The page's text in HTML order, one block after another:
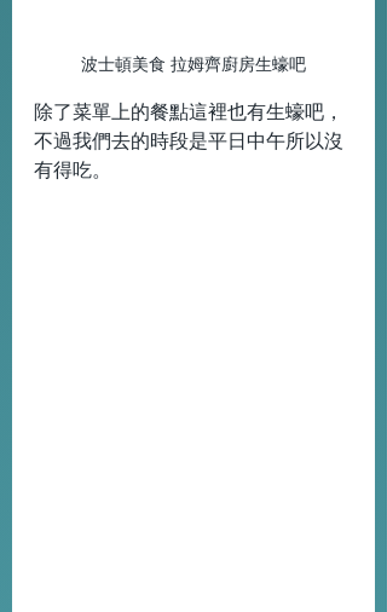
波士頓美食 拉姆齊廚房生蠔吧
除了菜單上的餐點這裡也有生蠔吧，
不過我們去的時段是平日中午所以沒
有得吃。